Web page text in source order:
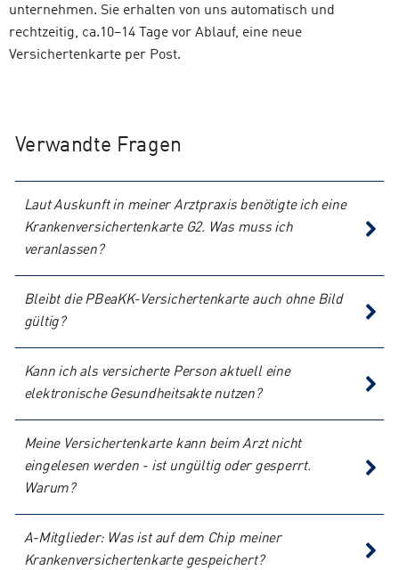
unternehmen. Sie erhalten von uns automatisch und
rechtzeitig, ca.10–14 Tage vor Ablauf, eine neue
Versichertenkarte per Post.
Verwandte Fragen
Laut Auskunft in meiner Arztpraxis benötigte ich eine
Krankenversichertenkarte G2. Was muss ich
veranlassen?
Bleibt die PBeaKK-Versichertenkarte auch ohne Bild
gültig?
Kann ich als versicherte Person aktuell eine
elektronische Gesundheitsakte nutzen?
Meine Versichertenkarte kann beim Arzt nicht
eingelesen werden - ist ungültig oder gesperrt.
Warum?
A-Mitglieder: Was ist auf dem Chip meiner
Krankenversichertenkarte gespeichert?